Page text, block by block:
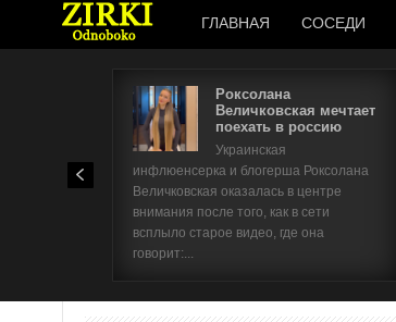
ГЛАВНАЯ СОСЕДИ
Роксолана
Величковская мечтает
поехать в россию
Украинская
инфлюенсерка и блогерша Роксолана
Величковская оказалась в центре
внимания после того, как в сети
всплыло старое видео, где она
говорит:...